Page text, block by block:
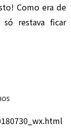
Como era de
restava ficar